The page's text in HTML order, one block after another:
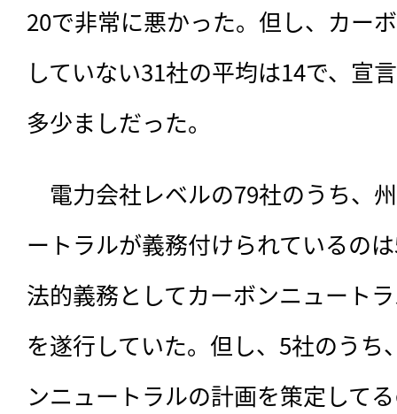
20で非常に悪かった。但し、カー
していない31社の平均は14で、宣
多少ましだった。
電力会社レベルの79社のうち、
ートラルが義務付けられているの
法的義務としてカーボンニュート
を遂行していた。但し、5社のうち
ンニュートラルの計画を策定して